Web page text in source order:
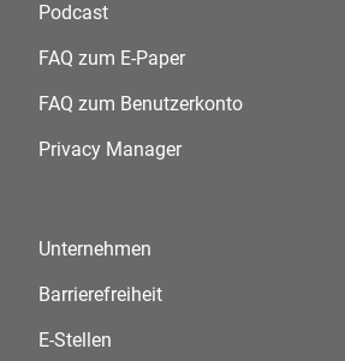
Podcast
FAQ zum E-Paper
FAQ zum Benutzerkonto
Privacy Manager
Unternehmen
Barrierefreiheit
E-Stellen